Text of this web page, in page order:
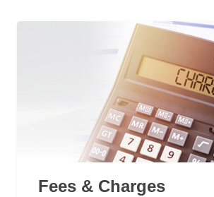
Fees & Charges